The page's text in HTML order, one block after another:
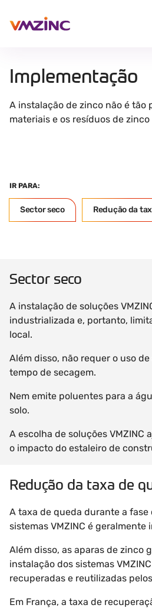
Implementação
A instalação de zinco não é tão
materiais e os resíduos de zinco
IR PARA:
Sector seco Redução da
Sector seco
A instalação de soluções
industrializada e, portanto,
local.
Além disso, não requer o uso
tempo de secagem.
Nem emite poluentes para a
solo.
A escolha de soluções VMZINC
o impacto do estaleiro de
Redução da taxa de
A taxa de queda durante a fase
sistemas VMZINC é geralmente
Além disso, as aparas de zinco
instalação dos sistemas
recuperadas e reutilizadas
Em França, a taxa de